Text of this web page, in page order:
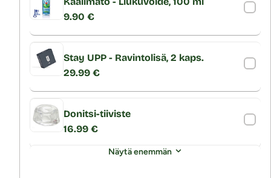
9.90 €
Stay UPP - Ravintolisä, 2 kaps.
29.99 €
Donitsi-tiiviste
16.99 €
Näytä enemmän